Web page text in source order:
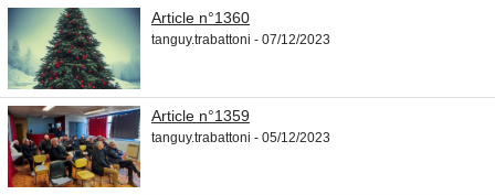
Article n°1360
tanguy.trabattoni - 07/12/2023
Article n°1359
tanguy.trabattoni - 05/12/2023